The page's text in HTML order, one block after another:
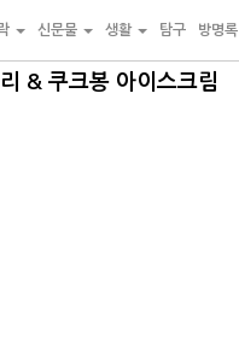
신문물 생활 탐구 방명록
& 쿠크봉 아이스크림